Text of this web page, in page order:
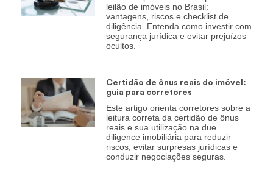
leilão de imóveis no Brasil:
vantagens, riscos e checklist de
diligência. Entenda como investir com
segurança jurídica e evitar prejuízos
ocultos.
Certidão de ônus reais do imóvel:
guia para corretores
Este artigo orienta corretores sobre a
leitura correta da certidão de ônus
reais e sua utilização na due
diligence imobiliária para reduzir
riscos, evitar surpresas jurídicas e
conduzir negociações seguras.